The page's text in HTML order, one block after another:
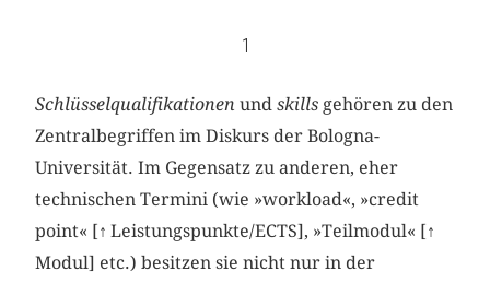
1
Schlüsselqualifikationen undskills gehören zu den
Zentralbegriffen im Diskurs der Bologna-
Universität. Im Gegensatz zu anderen, eher
technischen Termini (wie »workload«, »credit
point« [↑Leistungspunkte/ECTS], »Teilmodul« [↑
Modul] etc.) besitzen sie nicht nur in der